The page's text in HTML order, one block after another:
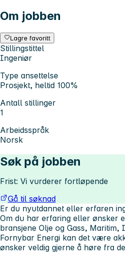
Om jobben
Lagre favoritt
Stillingstittel
Ingeniør
Type ansettelse
Prosjekt, heltid 100%
Antall stillinger
1
Arbeidsspråk
Norsk
Søk på jobben
Frist: Vi vurderer fortløpende
Gå til søknad
Er du nyutdannet eller erfaren
Om du har erfaring eller ønsker
bransjene Olje og Gass, Maritim,
Fornybar Energi kan det være
ønsker veldig gjerne å høre fra